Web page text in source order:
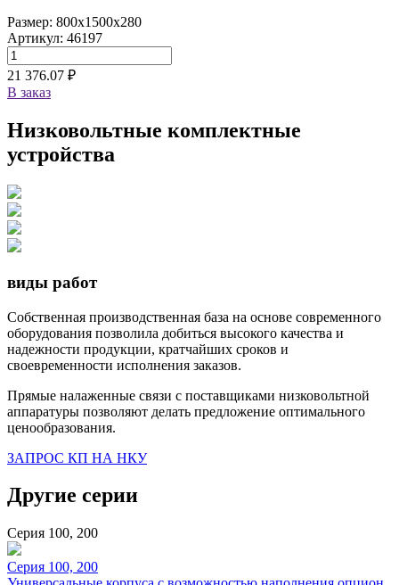
Размер: 800x1500x280
Артикул: 46197
21 376.07 ₽
В заказ
Низковольтные комплектные
устройства
виды работ
Собственная производственная база на основе современного
оборудования позволила добиться высокого качества и
надежности продукции, кратчайших сроков и
своевременности исполнения заказов.
Прямые налаженные связи с поставщиками низковольтной
аппаратуры позволяют делать предложение оптимального
ценообразования.
ЗАПРОС КП НА НКУ
Другие серии
Серия 100, 200
Серия 100, 200